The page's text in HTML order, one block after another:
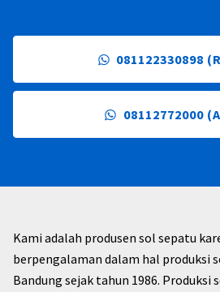
081122330898
08112772000
Kami adalah produsen sol sepatu
berpengalaman dalam hal produksi
Bandung sejak tahun 1986. Produksi